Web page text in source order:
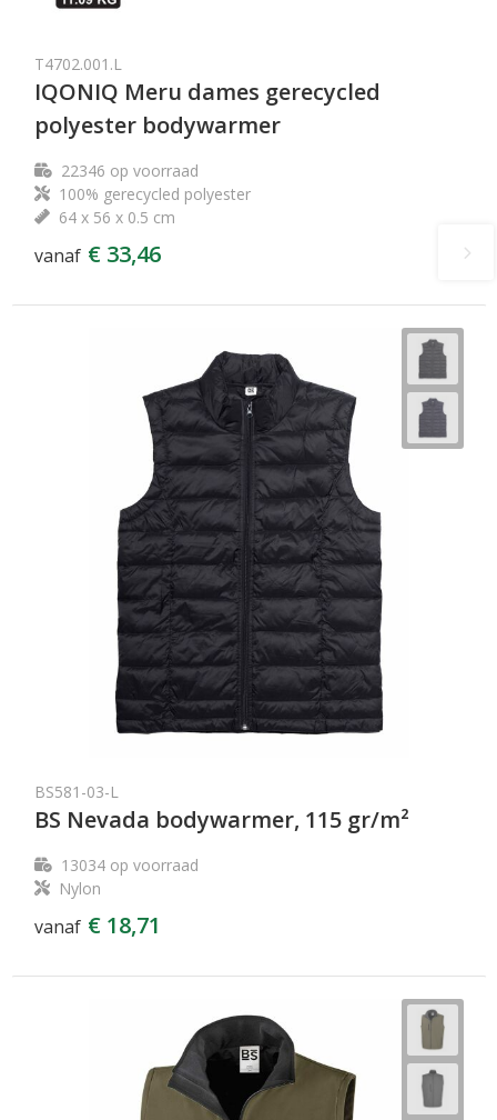
T4702.001.L
IQONIQ Meru dames gerecycled
polyester bodywarmer
22346 op voorraad
100% gerecycled polyester
64 x 56 x 0.5 cm
vanaf € 33,46
BS581-03-L
BS Nevada bodywarmer, 115 gr/m²
13034op voorraad
Nylon
vanaf € 18,71